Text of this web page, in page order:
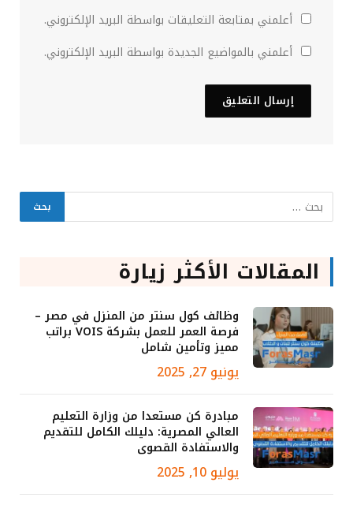
أعلمني بمتابعة التعليقات بواسطة البريد الإلكتروني.
أعلمني بالمواضيع الجديدة بواسطة البريد الإلكتروني.
المقالات الأكثر زيارة
وظائف كول سنتر من المنزل في مصر –
فرصة العمر للعمل بشركة VOIS براتب
مميز وتأمين شامل
يونيو 27, 2025
مبادرة كن مستعدا من وزارة التعليم
العالي المصرية: دليلك الكامل للتقديم
والاستفادة القصوى
يوليو 10, 2025